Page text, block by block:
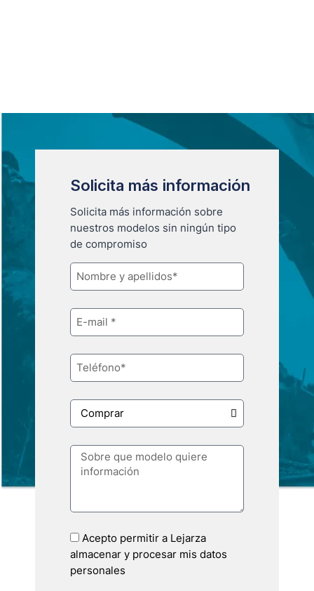
Solicita más información
Solicita más información sobre
nuestros modelos sin ningún tipo
de compromiso
Acepto permitir a Lejarza
almacenar y procesar mis datos
personales